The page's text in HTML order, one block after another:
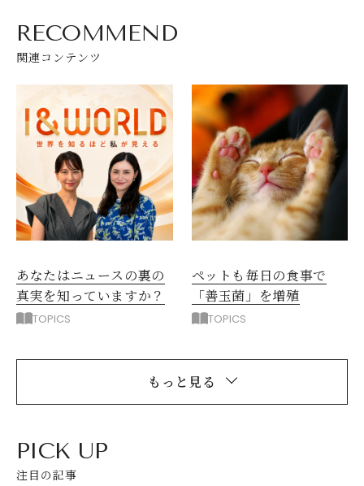
RECOMMEND
関連コンテンツ
あなたはニュースの裏の
真実を知っていますか？
TOPICS
ペットも毎日の食事で
「善玉菌」を増殖
TOPICS
もっと見る
PICK UP
注目の記事